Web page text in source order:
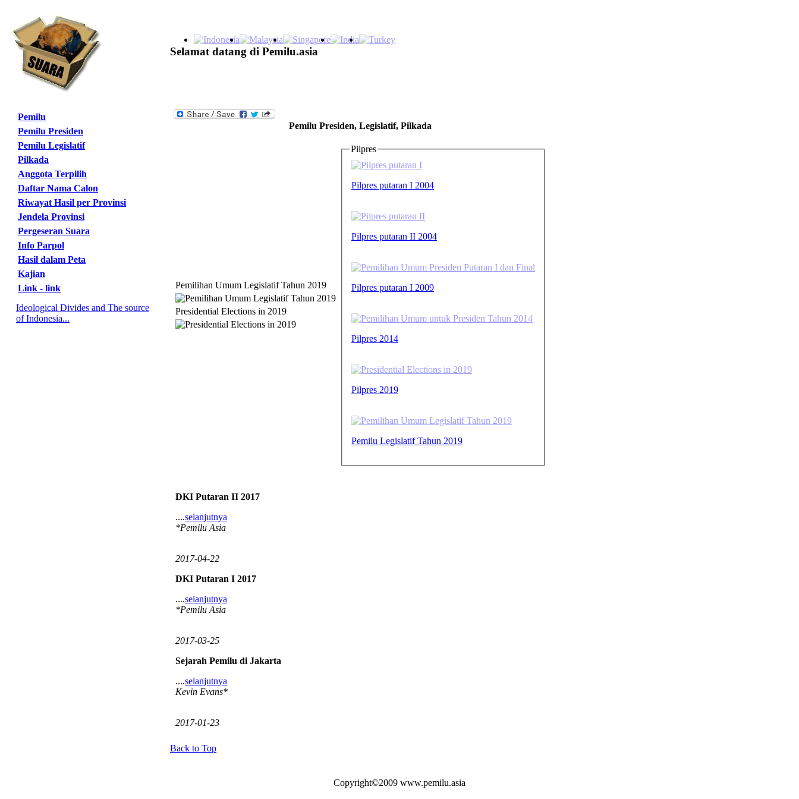
Selamat datang di Pemilu.asia
Pemilu
Pemilu Presiden
Pemilu Legislatif
Pilkada
Anggota Terpilih
Daftar Nama Calon
Riwayat Hasil per Provinsi
Jendela Provinsi
Pergeseran Suara
Info Parpol
Hasil dalam Peta
Kajian
Link - link
Ideological Divides and The source
of Indonesia...
Pemilu Presiden, Legislatif, Pilkada
Pemilihan Umum Legislatif Tahun 2019
Presidential Elections in 2019
Pilpres
Pilpres putaran I 2004
Pilpres putaran II 2004
Pilpres putaran I 2009
Pilpres 2014
Pilpres 2019
Pemilu Legislatif Tahun 2019
DKI Putaran II 2017
....selanjutnya
*Pemilu Asia
2017-04-22
DKI Putaran I 2017
....selanjutnya
*Pemilu Asia
2017-03-25
Sejarah Pemilu di Jakarta
....selanjutnya
Kevin Evans*
2017-01-23
Back to Top
Copyright©2009 www.pemilu.asia